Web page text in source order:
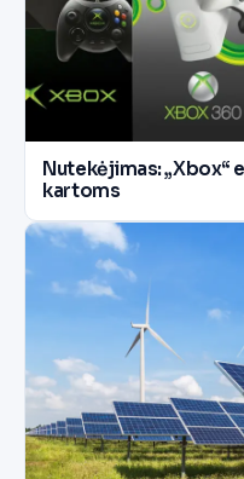
Nutekėjimas:
kartoms